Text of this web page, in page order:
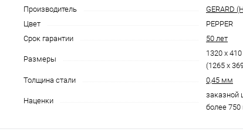
Производитель
GERARD
Цвет
PEPPER
Срок гарантии
50 лет
Размеры
1320 x
(1265 х
Толщина стали
0,45 мм
Наценки
заказной
более 750